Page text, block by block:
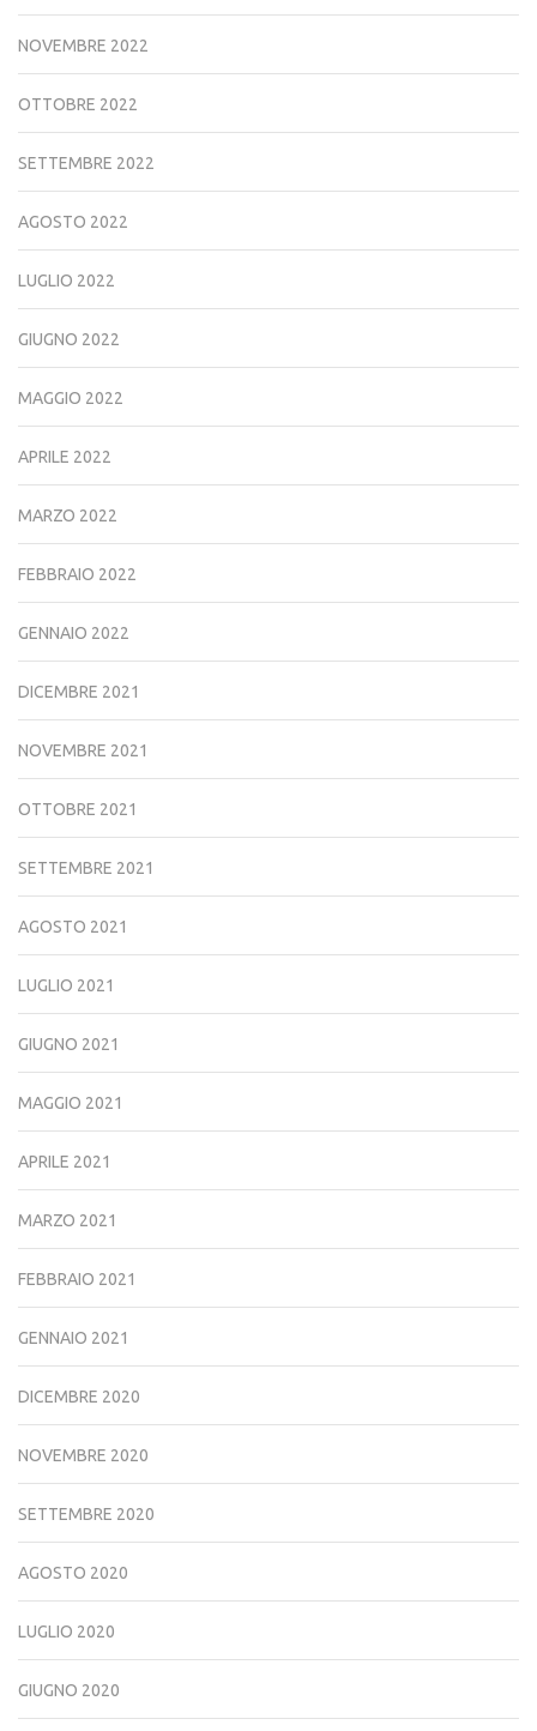
NOVEMBRE 2022
OTTOBRE 2022
SETTEMBRE 2022
AGOSTO 2022
LUGLIO 2022
GIUGNO 2022
MAGGIO 2022
APRILE 2022
MARZO 2022
FEBBRAIO 2022
GENNAIO 2022
DICEMBRE 2021
NOVEMBRE 2021
OTTOBRE 2021
SETTEMBRE 2021
AGOSTO 2021
LUGLIO 2021
GIUGNO 2021
MAGGIO 2021
APRILE 2021
MARZO 2021
FEBBRAIO 2021
GENNAIO 2021
DICEMBRE 2020
NOVEMBRE 2020
SETTEMBRE 2020
AGOSTO 2020
LUGLIO 2020
GIUGNO 2020